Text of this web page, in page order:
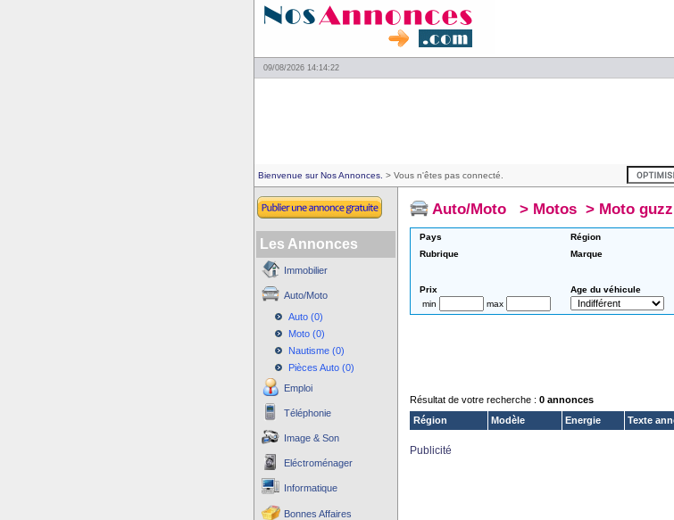
09/08/2026 14:14:22
Bienvenue sur Nos Annonces. > Vous n'êtes pas connecté.
Les Annonces
Immobilier
Auto/Moto
Auto (0)
Moto (0)
Nautisme (0)
Pièces Auto (0)
Emploi
Téléphonie
Image & Son
Eléctroménager
Informatique
Bonnes Affaires
Auto/Moto > Motos> Moto
Pays Région
Rubrique
Marque
Prix
Age du véhicule
min
max
Résultat de votre recherche : 0 annonces
Région
Modèle Energie Texte
Publicité